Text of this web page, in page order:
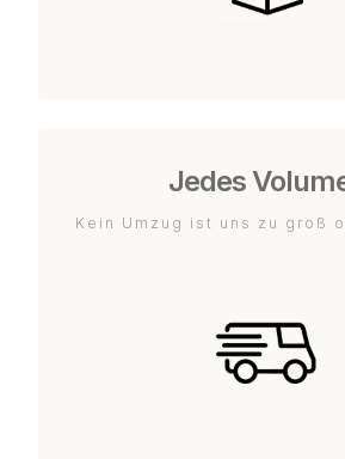
Jedes
Kein Umzug ist uns zu groß